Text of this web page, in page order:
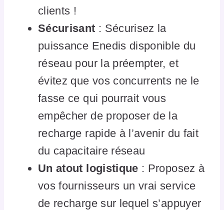
clients !
Sécurisant : Sécurisez la
puissance Enedis disponible du
réseau pour la préempter, et
évitez que vos concurrents ne le
fasse ce qui pourrait vous
empêcher de proposer de la
recharge rapide à l’avenir du fait
du capacitaire réseau
Un atout logistique : Proposez à
vos fournisseurs un vrai service
de recharge sur lequel s’appuyer